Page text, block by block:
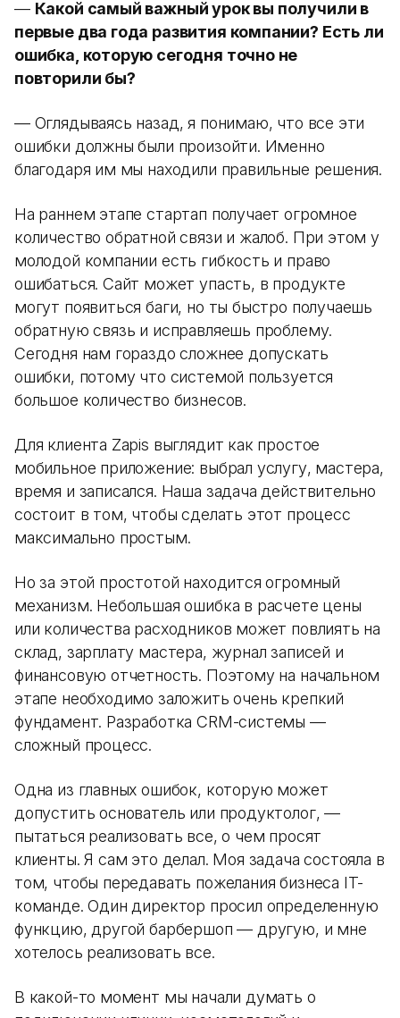
— Какой самый важный урок вы получили в
первые два года развития компании? Есть ли
ошибка, которую сегодня точно не
повторили бы?
— Оглядываясь назад, я понимаю, что все эти
ошибки должны были произойти. Именно
благодаря им мы находили правильные решения.
На раннем этапе стартап получает огромное
количество обратной связи и жалоб. При этом у
молодой компании есть гибкость и право
ошибаться. Сайт может упасть, в продукте
могут появиться баги, но ты быстро получаешь
обратную связь и исправляешь проблему.
Сегодня нам гораздо сложнее допускать
ошибки, потому что системой пользуется
большое количество бизнесов.
Для клиента Zapis выглядит как простое
мобильное приложение: выбрал услугу, мастера,
время и записался. Наша задача действительно
состоит в том, чтобы сделать этот процесс
максимально простым.
Но за этой простотой находится огромный
механизм. Небольшая ошибка в расчете цены
или количества расходников может повлиять на
склад, зарплату мастера, журнал записей и
финансовую отчетность. Поэтому на начальном
этапе необходимо заложить очень крепкий
фундамент. Разработка CRM-системы —
сложный процесс.
Одна из главных ошибок, которую может
допустить основатель или продуктолог, —
пытаться реализовать все, о чем просят
клиенты. Я сам это делал. Моя задача состояла в
том, чтобы передавать пожелания бизнеса IT-
команде. Один директор просил определенную
функцию, другой барбершоп — другую, и мне
хотелось реализовать все.
В какой-то момент мы начали думать о